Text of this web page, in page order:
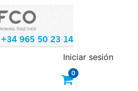
+34 965 50 23 14
0
Iniciar sesión